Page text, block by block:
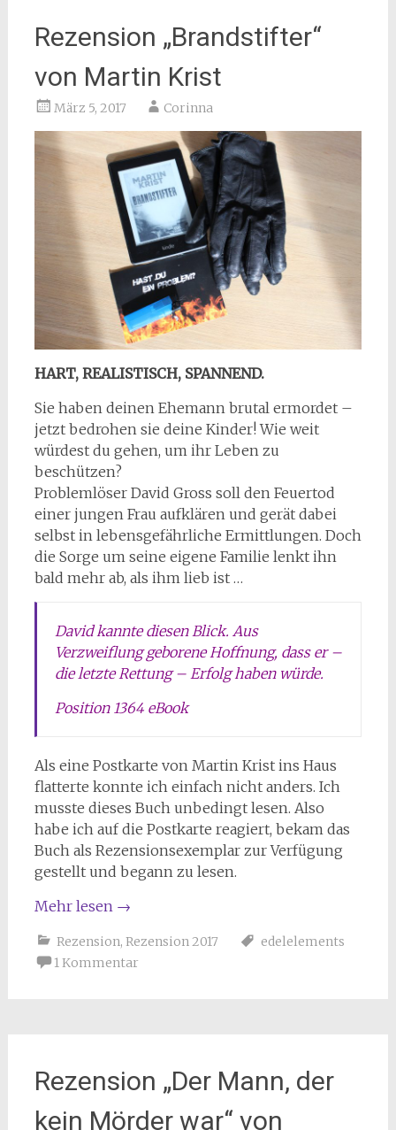
Rezension „Brandstifter“
von Martin Krist
März 5, 2017 Corinna
HART, REALISTISCH, SPANNEND.
Sie haben deinen Ehemann brutal ermordet –
jetzt bedrohen sie deine Kinder! Wie weit
würdest du gehen, um ihr Leben zu
beschützen?
Problemlöser David Gross soll den Feuertod
einer jungen Frau aufklären und gerät dabei
selbst in lebensgefährliche Ermittlungen. Doch
die Sorge um seine eigene Familie lenkt ihn
bald mehr ab, als ihm lieb ist …
David kannte diesen Blick. Aus
Verzweiflung geborene Hoffnung, dass er –
die letzte Rettung – Erfolg haben würde.
Position 1364 eBook
Als eine Postkarte von Martin Krist ins Haus
flatterte konnte ich einfach nicht anders. Ich
musste dieses Buch unbedingt lesen. Also
habe ich auf die Postkarte reagiert, bekam das
Buch als Rezensionsexemplar zur Verfügung
gestellt und begann zu lesen.
Mehr lesen →
Rezension, Rezension 2017
edelelements
1 Kommentar
Rezension „Der Mann, der
kein Mörder war“ von